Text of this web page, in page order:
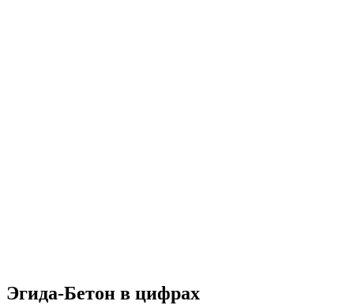
Эгида-Бетон в цифрах